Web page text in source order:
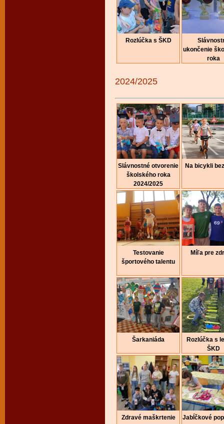
Rozlúčka s ŠKD
ukončenie
roka
2024/2025
Slávnostné otvorenie
školského roka
2024/2025
Na bicykli
Testovanie
športového talentu
Míľa pre
Šarkaniáda
Rozlúčka s
ŠKD
Zdravé maškrtenie Jabĺčkové